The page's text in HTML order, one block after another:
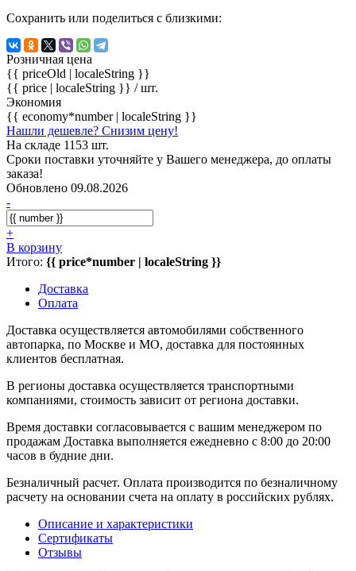
Сохранить или поделиться с близкими:
Розничная цена
{{ priceOld | localeString }}
{{ price | localeString }} / шт.
Экономия
{{ economy*number | localeString }}
Нашли дешевле? Снизим цену!
На складе 1153 шт.
Сроки поставки уточняйте у Вашего менеджера, до оплаты
заказа!
Обновлено 09.08.2026
-
+
В корзину
Итого: {{ price*number | localeString }}
Доставка
Оплата
Доставка осуществляется автомобилями собственного
автопарка, по Москве и МО, доставка для постоянных
клиентов бесплатная.
В регионы доставка осуществляется транспортными
компаниями, стоимость зависит от региона доставки.
Время доставки согласовывается с вашим менеджером по
продажам Доставка выполняется ежедневно с 8:00 до 20:00
часов в будние дни.
Безналичный расчет. Оплата производится по безналичному
расчету на основании счета на оплату в российских рублях.
Описание и характеристики
Сертификаты
Отзывы